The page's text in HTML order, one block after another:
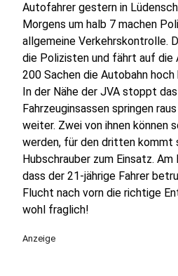
Autofahrer gestern in
Morgens um halb 7 machen
allgemeine Verkehrskontrolle.
die Polizisten und fährt auf die
200 Sachen die Autobahn
In der Nähe der JVA stoppt
Fahrzeuginsassen springen
weiter. Zwei von ihnen können
werden, für den dritten kommt
Hubschrauber zum Einsatz.
dass der 21-jährige Fahrer
Flucht nach vorn die richtige
wohl fraglich!
Anzeige